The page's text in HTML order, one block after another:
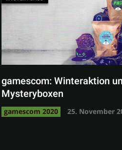
gamescom: Winteraktion
Mysteryboxen
gamescom 2020 25. November